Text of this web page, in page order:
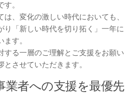
。
、変化の激しい時代においても、
り「新しい時代を切り拓く」一年に
す。
る一層のご理解とご支援をお願い
させていただきます。
業者への支援を最優先